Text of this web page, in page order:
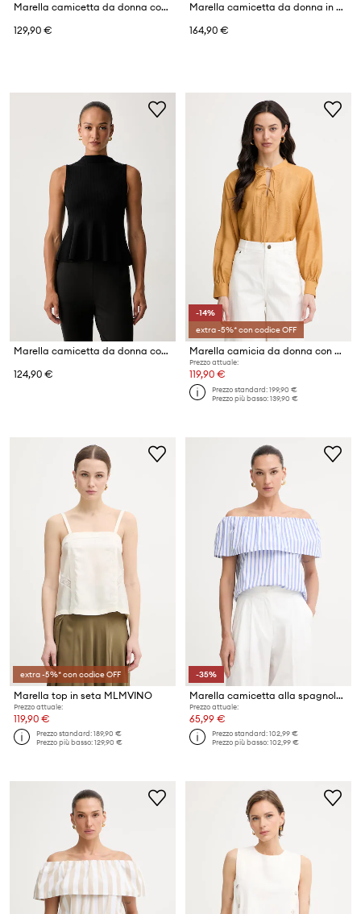
Marella camicetta da donna con misto seta Emme by Marella
129,90 €
Marella camicetta da donna in seta MLSKABALA
164,90 €
Marella camicetta da donna con lyocell MLSRAPACE
124,90 €
-14%
extra -5%* con codice OFF
Marella camicia da donna con modal AFELIO
Prezzo attuale:
119,90 €
Prezzo standard:199,90 €
Prezzo più basso:139,90 €
extra -5%* con codice OFF
Marella top in seta MLMVINO
Prezzo attuale:
119,90 €
Prezzo standard:189,90 €
Prezzo più basso:129,90 €
-35%
Marella camicetta alla spagnola da donna in cotone Emme by Marella
Prezzo attuale:
65,99 €
Prezzo standard:102,99 €
Prezzo più basso:102,99 €